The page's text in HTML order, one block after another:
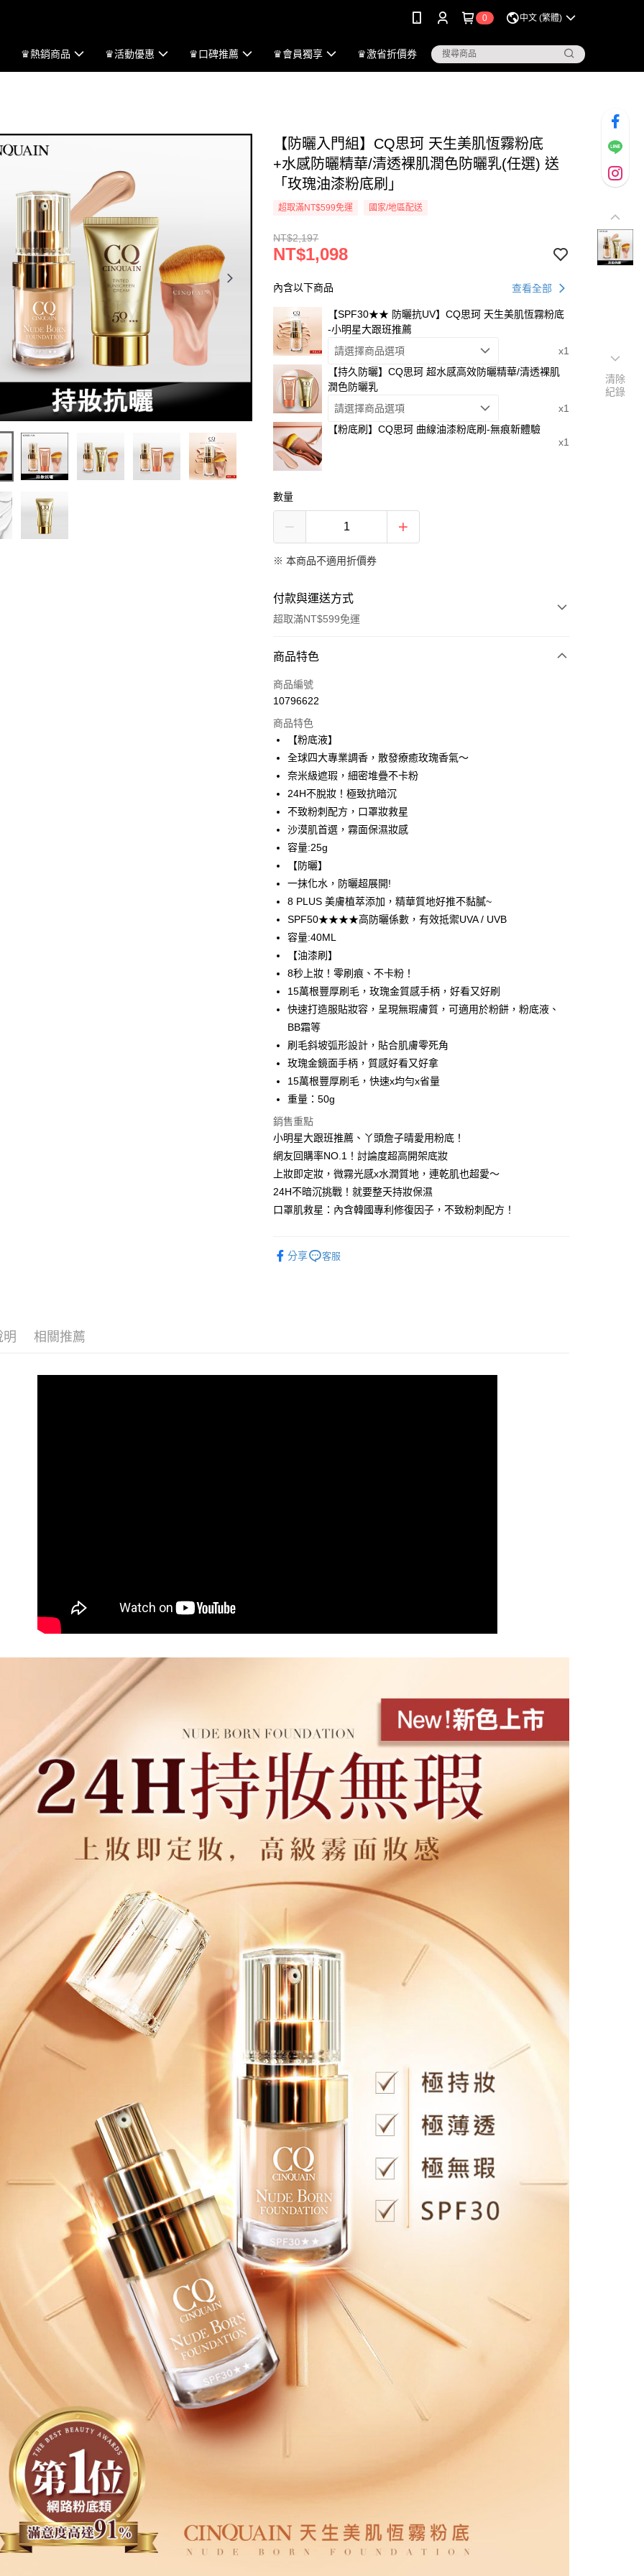
0 中文 (繁體)
♛熱銷商品 ♛活動優惠 ♛口碑推薦 ♛會員獨享 ♛激省折價券
【防曬入門組】CQ思珂 天生美肌恆霧粉底
+水感防曬精華/清透裸肌潤色防曬乳(任選) 送
「玫瑰油漆粉底刷」
超取滿NT$599免運 國家/地區配送
NT$2,197
NT$1,098
內含以下商品 查看全部
【SPF30★★ 防曬抗UV】CQ思珂 天生美肌恆霧粉底
-小明星大跟班推薦
請選擇商品選項
x1
【持久防曬】CQ思珂 超水感高效防曬精華/清透裸肌
潤色防曬乳
請選擇商品選項
x1
【粉底刷】CQ思珂 曲線油漆粉底刷-無痕新體驗
x1
數量
※ 本商品不適用折價券
付款與運送方式
超取滿NT$599免運
付款方式
信用卡一次付款
LINE Pay
Apple Pay
街口支付
悠遊付
ATM付款
運送方式
全家取貨付款
每筆NT$85，滿NT$599(含以上)免運費
付款後全家取貨
每筆NT$85，滿NT$599(含以上)免運費
7-11取貨付款
每筆NT$85，滿NT$799(含以上)免運費
付款後7-11取貨
宅配
每筆NT$85，滿NT$599(含以上)免運費
(FedEx)海外配送
商品特色
商品編號
10796622
商品特色
【粉底液】
全球四大專業調香，散發療癒玫瑰香氣～
奈米級遮瑕，細密堆疊不卡粉
24H不脫妝！極致抗暗沉
不致粉刺配方，口罩妝救星
沙漠肌首選，霧面保濕妝感
容量:25g
【防曬】
一抹化水，防曬超展開!
8 PLUS 美膚植萃添加，精華質地好推不黏膩~
SPF50★★★★高防曬係數，有效抵禦UVA / UVB
容量:40ML
【油漆刷】
8秒上妝！零刷痕、不卡粉！
15萬根豐厚刷毛，玫瑰金質感手柄，好看又好刷
快速打造服貼妝容，呈現無瑕膚質，可適用於粉餅，粉底液、
BB霜等
刷毛斜坡弧形設計，貼合肌膚零死角
玫瑰金鏡面手柄，質感好看又好拿
15萬根豐厚刷毛，快速x均勻x省量
重量：50g
銷售重點
小明星大跟班推薦、丫頭詹子晴愛用粉底！
網友回購率NO.1！討論度超高開架底妝
上妝即定妝，微霧光感x水潤質地，連乾肌也超愛～
24H不暗沉挑戰！就要整天持妝保濕
口罩肌救星：內含韓國專利修復因子，不致粉刺配方！
分享 客服
明 相關推薦
清除
紀錄